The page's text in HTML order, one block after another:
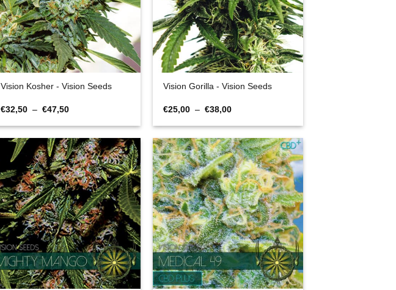
Vision Kosher - Vision Seeds
€32,50 – €47,50Plage
prix :
à
€47,50
Vision Gorilla - Vision Seeds
€25,00 – €38,00Plage
prix :
à
€38,00